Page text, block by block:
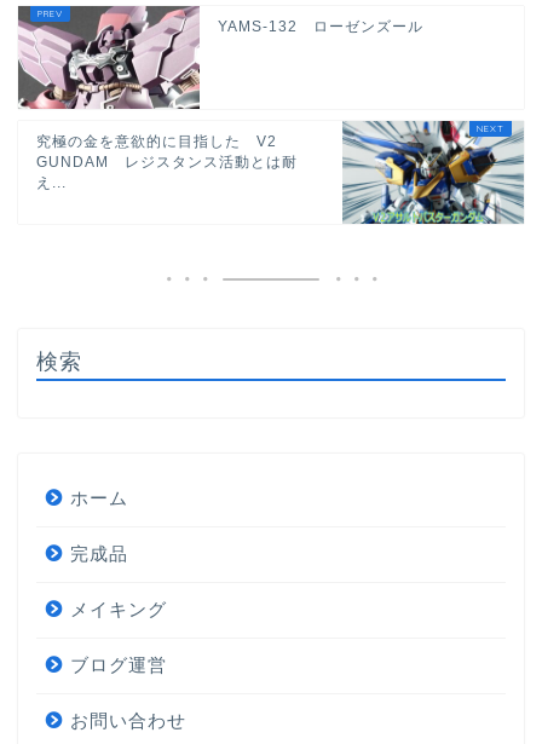
YAMS-132 ローゼンズール
究極の金を意欲的に目指した V2
GUNDAM レジスタンス活動とは耐
え...
検索
ホーム
完成品
メイキング
ブログ運営
お問い合わせ